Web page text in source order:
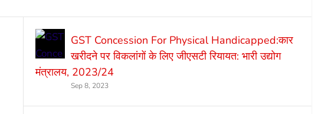
GST Concession For Physical Handicapped:कार
खरीदने पर विकलांगों के लिए जीएसटी रियायत: भारी उद्योग
मंत्रालय, 2023/24
Sep 8, 2023